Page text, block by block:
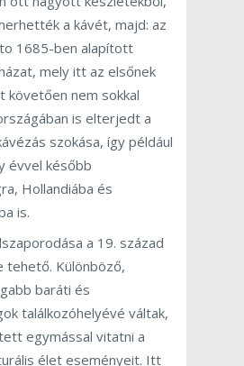
a kávét, majd: az
1685-ben alapított
mely itt az elsőnek
követően nem sokkal
is elterjedt a
szokása, így például
évvel később
Hollandiába és
is.
a 19. század
tehető. Különböző,
baráti és
találkozóhelyévé váltak,
egymással vitatni a
élet eseményeit. Itt